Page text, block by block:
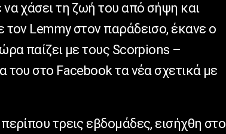
χάσει τη ζωή του από σήψη και
τον Lemmy στον παράδεισο, έκανε ο
παίζει με τους Scorpions –
του στο Facebook τα νέα σχετικά με
τρεις εβδομάδες, εισήχθη στο